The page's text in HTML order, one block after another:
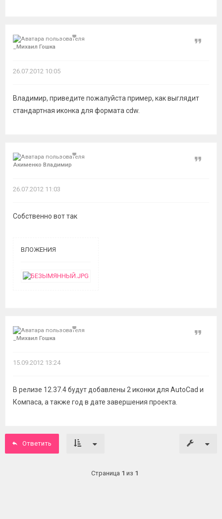
_Миxаил Гошкa
Цитата
26.07.2012 10:05
Владимир, приведите пожалуйста пример, как выглядит
стандартная иконка для формата cdw.
Акименко Владимир
Цитата
26.07.2012 11:03
Собственно вот так
ВЛОЖЕНИЯ
_Миxаил Гошкa
Цитата
15.09.2012 13:24
В релизе 12.37.4 будут добавлены 2 иконки для AutoCad и
Компаса, а также год в дате завершения проекта.
Ответить
Страница 1 из 1